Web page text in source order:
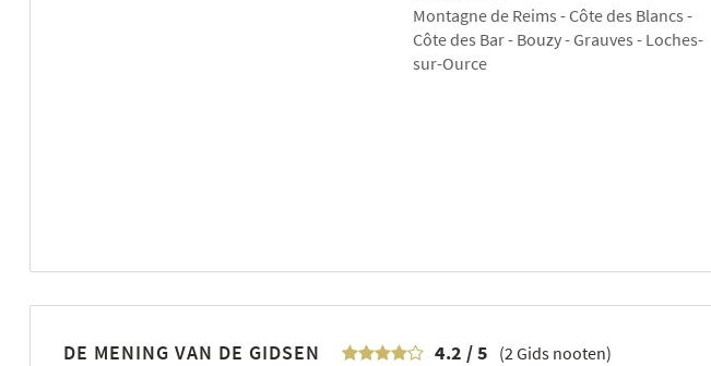
Montagne de Reims
Côte des Blancs
Côte des Bar
Bouzy Grauves
Loches-
sur-Ource
DE MENING VAN DE GIDSEN 4.2 /5 (2 Gids nooten)